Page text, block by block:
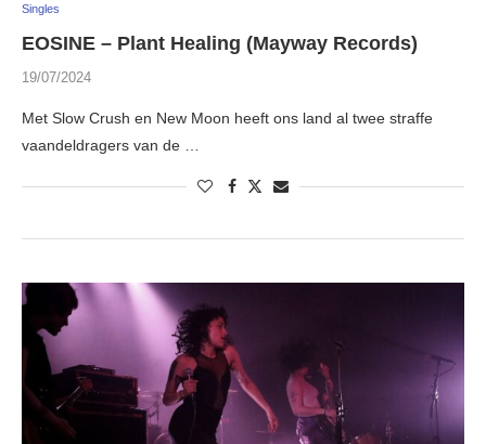
Singles
EOSINE – Plant Healing (Mayway Records)
19/07/2024
Met Slow Crush en New Moon heeft ons land al twee straffe
vaandeldragers van de …